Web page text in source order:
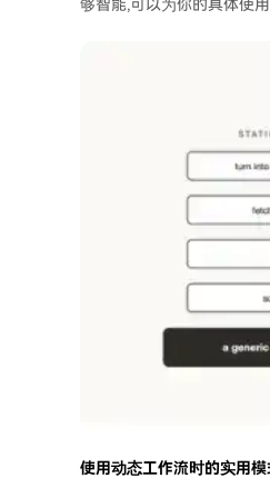
够智能,可以为你的具体使
使用动态工作流时的实用模